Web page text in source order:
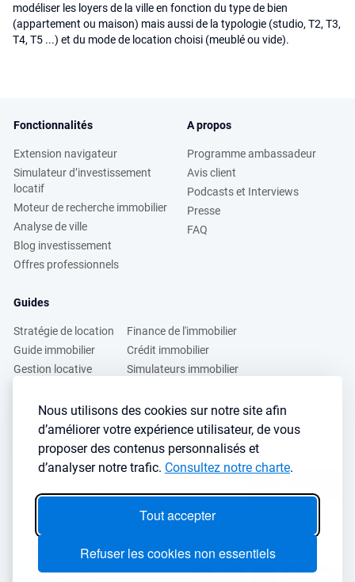
Nous utilisons des cookies sur notre site afin
d’améliorer votre expérience utilisateur, de vous
proposer des contenus personnalisés et
d’analyser notre trafic. Consultez notre charte.
Tout accepter
Refuser les cookies non essentiels
modéliser les loyers de la ville en fonction du type de bien
(appartement ou maison) mais aussi de la typologie (studio, T2, T3,
T4, T5 ...) et du mode de location choisi (meublé ou vide).
Fonctionnalités
Extension navigateur
Simulateur d’investissement
locatif
Moteur de recherche immobilier
Analyse de ville
Blog investissement
Offres professionnels
A propos
Programme ambassadeur
Avis client
Podcasts et Interviews
Presse
FAQ
Guides
Stratégie de location
Guide immobilier
Gestion locative
Finance de l'immobilier
Crédit immobilier
Simulateurs immobilier
Vous voulez apprendre à investir dans l’immobilier ?
Inscrivez vous à notre newsletter gratuite :